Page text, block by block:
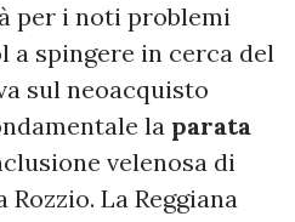
per i noti problemi
a spingere in cerca del
sul neoacquisto
la parata
velenosa di
La Reggiana